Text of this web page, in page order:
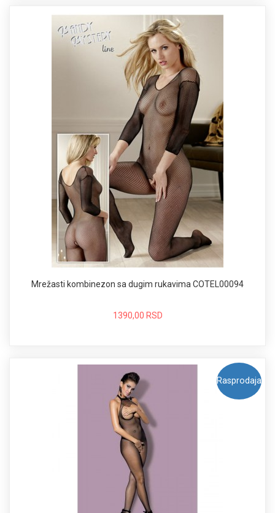
Mrežasti kombinezon sa dugim rukavima COTEL00094
1390,00 RSD
Rasprodaja